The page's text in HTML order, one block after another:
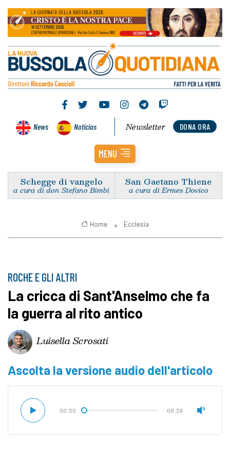
News Noticias DONA ORA
Newsletter
MENU
Schegge di vangelo
a cura di don Stefano Bimbi
San Gaetano Thiene
a cura di Ermes Dovico
Home Ecclesia
ROCHE E GLI ALTRI
La cricca di Sant'Anselmo che fa
la guerra al rito antico
Luisella Scrosati
Ascolta la versione audio dell'articolo
00:00 08:39